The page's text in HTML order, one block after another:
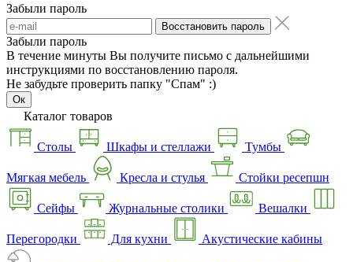
Забыли пароль
Восстановить пароль
Забыли пароль
В течение минуты Вы получите письмо с дальнейшими
инструкциями по восстановлению пароля.
Не забудьте проверить папку "Спам" :)
Ок
Каталог товаров
Столы Шкафы и стеллажи Тумбы
Мягкая мебель Кресла и стулья Стойки ресепшн
Сейфы Журнальные столики Вешалки
Перегородки Для кухни Акустические кабины